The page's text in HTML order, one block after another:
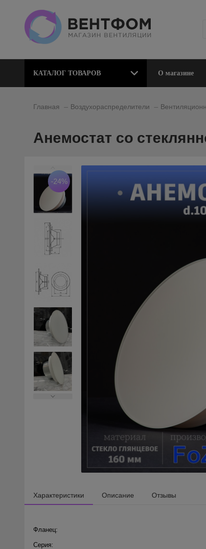
КАТАЛОГ ТОВАРОВ О магазине
Главная Воздухораспределители
Анемостат со
-24%
Характеристики Описание Отзывы
Фланец:
Серия: